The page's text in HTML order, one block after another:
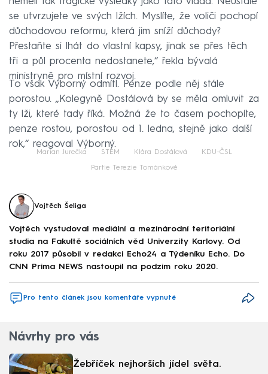
se utvrzujete ve svých lžích. Myslíte, že voliči pochopí
důchodovou reformu, která jim sníží důchody?
Přestaňte si lhát do vlastní kapsy, jinak se přes těch
tři a půl procenta nedostanete,“ řekla bývalá
ministryně pro místní rozvoj.
To však Výborný odmítl. Penze podle něj stále
porostou. „Kolegyně Dostálová by se měla omluvit za
ty lži, které tady říká. Možná že to časem pochopíte,
penze rostou, porostou od 1. ledna, stejně jako další
rok,“ reagoval Výborný.
Marian Jurečka STEM Klára Dostálová KDU-ČSL
Partie Terezie Tománkové
Vojtěch Šeliga
Vojtěch vystudoval mediální a mezinárodní teritoriální
studia na Fakultě sociálních věd Univerzity Karlovy. Od
roku 2017 působil v redakci Echo24 a Týdeníku Echo. Do
CNN Prima NEWS nastoupil na podzim roku 2020.
Pro tento článek jsou komentáře vypnuté
Návrhy pro vás
Žebříček nejhorších jídel světa.